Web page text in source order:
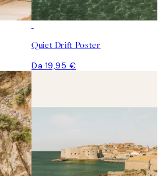
Quiet Drift Poster
Da 19,95 €